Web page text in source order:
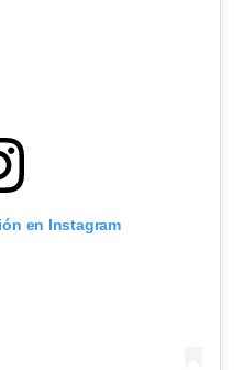
en Instagram